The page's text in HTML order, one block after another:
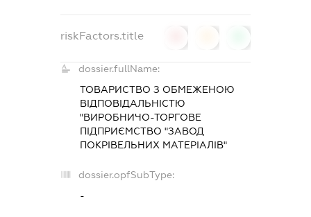
riskFactors.title
dossier.fullName:
ТОВАРИСТВО З ОБМЕЖЕНОЮ
ВІДПОВІДАЛЬНІСТЮ
"ВИРОБНИЧО-ТОРГОВЕ
ПІДПРИЄМСТВО "ЗАВОД
ПОКРІВЕЛЬНИХ МАТЕРІАЛІВ"
dossier.opfSubType:
-